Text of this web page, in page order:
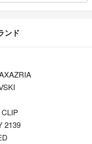
ンド
2139